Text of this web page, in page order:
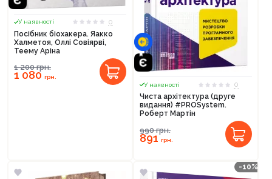
У наявності
0
Посібник біохакера. Яакко
Халметоя, Оллі Совіярві,
Теему Аріна
1 200грн.
1 080 грн.
У наявності
0
Чиста архітектура (друге
видання) #PROSystem.
Роберт Мартін
990грн.
891грн.
-10%